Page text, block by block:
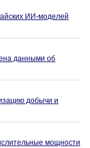
ИИ-моделей
данными об
добычи и
мощности